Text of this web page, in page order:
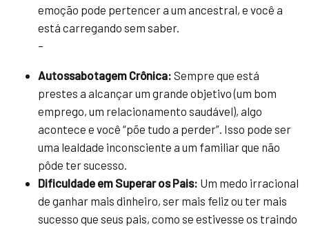
emoção pode pertencer a um ancestral, e você a
está carregando sem saber.
–
Autossabotagem Crônica: Sempre que está
prestes a alcançar um grande objetivo (um bom
emprego, um relacionamento saudável), algo
acontece e você “põe tudo a perder”. Isso pode ser
uma lealdade inconsciente a um familiar que não
pôde ter sucesso.
Dificuldade em Superar os Pais: Um medo irracional
de ganhar mais dinheiro, ser mais feliz ou ter mais
sucesso que seus pais, como se estivesse os traindo